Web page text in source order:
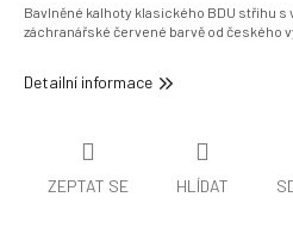
Bavlněné kalhoty klasického BDU střihu
záchranářské červené barvě od českého
Detailní informace
ZEPTAT SE HLÍDAT